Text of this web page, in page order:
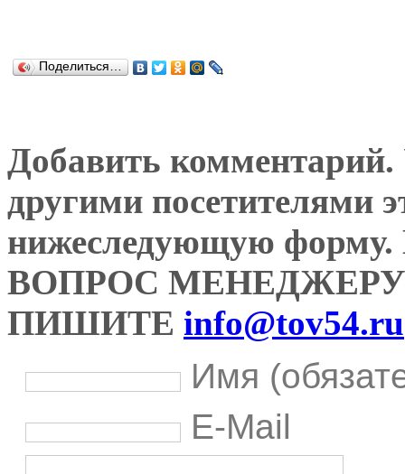
Поделиться…
Добавить комментарий.
другими посетителями
нижеследующую
ВОПРОС
ПИШИТЕ info@tov54.ru
Имя
E-Mail